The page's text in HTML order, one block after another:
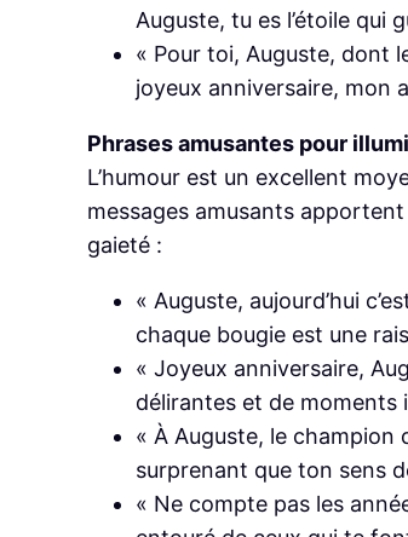
Auguste, tu es l’étoile qui
« Pour toi, Auguste, dont
joyeux anniversaire, mon
Phrases amusantes pour
L’humour est un excellent
messages amusants
gaieté :
« Auguste, aujourd’hui
chaque bougie est une
« Joyeux anniversaire,
délirantes et de moments
« À Auguste, le champion
surprenant que ton sens
« Ne compte pas les